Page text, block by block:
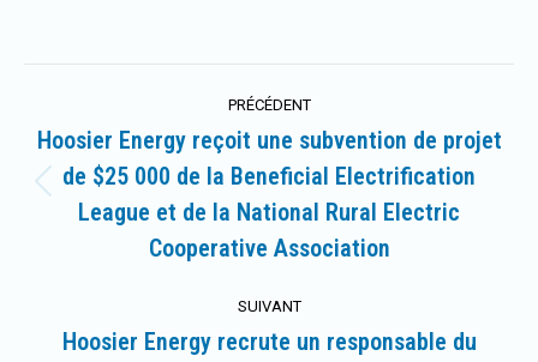
article
PRÉCÉDENT
précédent
Hoosier Energy reçoit une subvention de projet
de $25 000 de la Beneficial Electrification
League et de la National Rural Electric
Cooperative Association
SUIVANT
Hoosier Energy recrute un responsable du